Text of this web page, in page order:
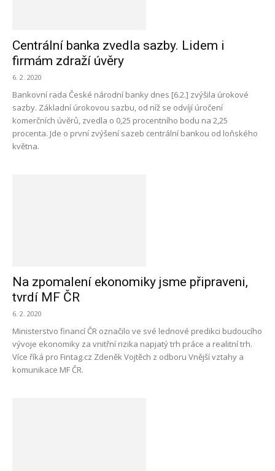
Centrální banka zvedla sazby. Lidem i
firmám zdraží úvěry
6. 2. 2020
Bankovní rada České národní banky dnes [6.2.] zvýšila úrokové
sazby. Základní úrokovou sazbu, od níž se odvíjí úročení
komerčních úvěrů, zvedla o 0,25 procentního bodu na 2,25
procenta. Jde o první zvýšení sazeb centrální bankou od loňského
května.
Na zpomalení ekonomiky jsme připraveni,
tvrdí MF ČR
6. 2. 2020
Ministerstvo financí ČR označilo ve své lednové predikci budoucího
vývoje ekonomiky za vnitřní rizika napjatý trh práce a realitní trh.
Více říká pro Fintag.cz Zdeněk Vojtěch z odboru Vnější vztahy a
komunikace MF ČR.